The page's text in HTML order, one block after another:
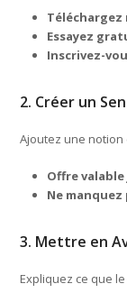
Essayez
Inscrivez-
2. Créer un
Ajoutez une notion
Offre
Ne
3. Mettre en
Expliquez ce que